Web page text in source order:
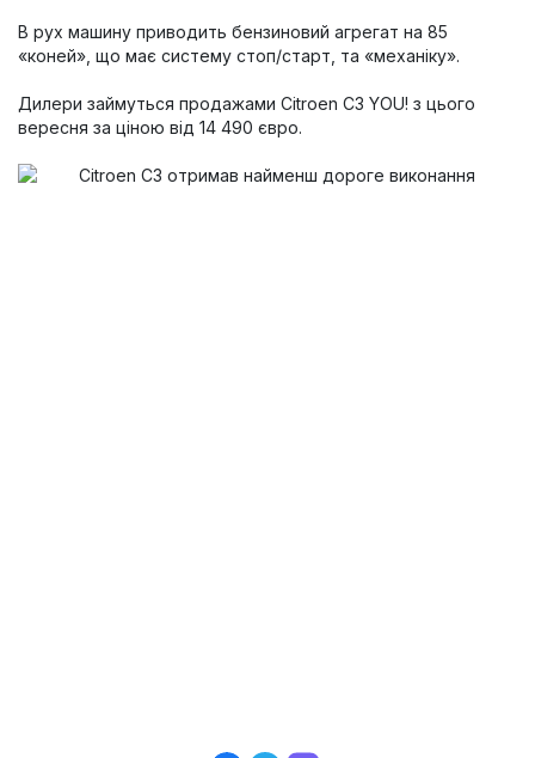
В рух машину приводить бензиновий агрегат на 85
«коней», що має систему стоп/старт, та «механіку».
Дилери займуться продажами Citroen C3 YOU! з цього
вересня за ціною від 14 490 євро.